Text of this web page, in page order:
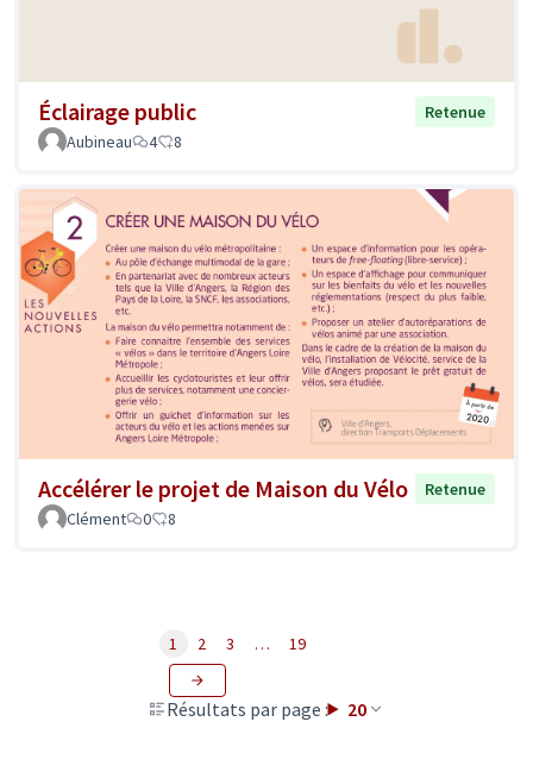
Éclairage public
Retenue
Aubineau
4 8
Accélérer le projet de Maison du Vélo
Retenue
Clément
0 8
Résultats par page : 20
1 2 3 … 19